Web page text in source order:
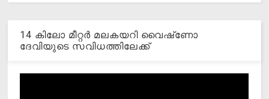
14 കിലോ മീറ്റര്‍ മലകയറി വൈഷ്‌ണോ
ദേവിയുടെ സവിധത്തിലേക്ക്